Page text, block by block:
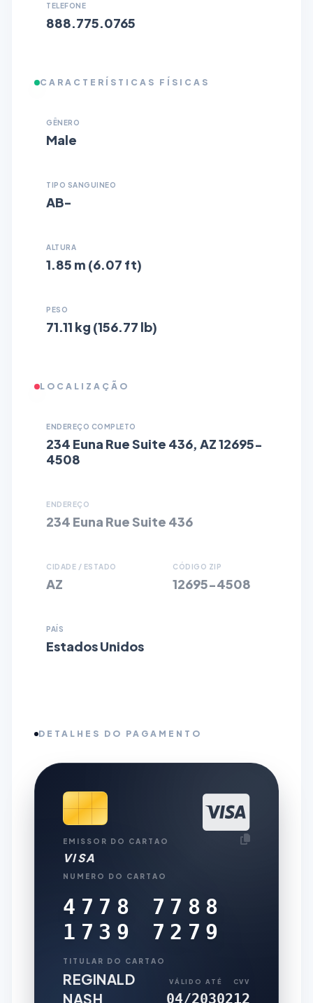
TELEFONE
888.775.0765
CARACTERÍSTICAS FÍSICAS
GÊNERO
Male
TIPO SANGUINEO
AB-
ALTURA
1.85 m (6.07 ft)
PESO
71.11 kg (156.77 lb)
LOCALIZAÇÃO
ENDEREÇO COMPLETO
234 Euna Rue Suite 436, AZ 12695-
4508
ENDEREÇO
234 Euna Rue Suite 436
CIDADE / ESTADO
AZ
CÓDIGO ZIP
12695-4508
PAÍS
Estados Unidos
DETALHES DO PAGAMENTO
EMISSOR DO CARTAO
VISA
NUMERO DO CARTAO
4778 7788
1739 7279
TITULAR DO CARTAO
REGINALD
NASH
VÁLIDO ATÉ
04/2030
CVV
212